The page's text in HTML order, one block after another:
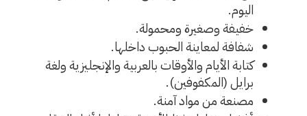
اليوم.
خفيفة وصغيرة ومحمولة.
شفافة لمعاينة الحبوب داخلها.
برايل (المكفوفين).
مصنعة من مواد آمنة.